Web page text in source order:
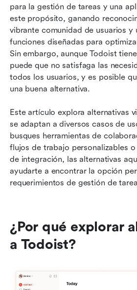
para la gestión de tareas y una
este propósito, ganando
vibrante comunidad de usuarios y
funciones diseñadas para
Sin embargo, aunque Todoist
puede que no satisfaga las
todos los usuarios, y es posible
una buena alternativa.
Este artículo explora alternativas
se adaptan a diversos casos de
busques herramientas de
flujos de trabajo personalizables
de integración, las alternativas
ayudarte a encontrar la opción
requerimientos de gestión de
¿Por qué explorar
a Todoist?
Lectura relacionada